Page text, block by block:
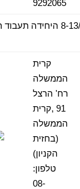
9292065
קרית
הממשלה
רח' הרצל
91 ,קרית
הממשלה
(בחזית
הקניון)
טלפון:
08-